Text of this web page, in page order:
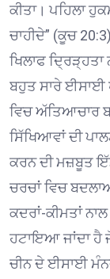
ਕੀਤਾ। ਪਹਿਲਾ
ਚਾਹੀਦੇ” (ਕੂਚ
ਖਿਲਾਫ
ਬਹੁਤ ਸਾਰੇ ਈਸਾਈ
ਵਿਚ ਅੱਤਿਆਚਾਰ
ਸਿੱਖਿਆਵਾਂ ਦੀ
ਕਰਨ ਦੀ ਮਜ਼ਬੂਤ
ਚਰਚਾਂ ਵਿਚ
ਕਦਰਾਂ-ਕੀਮਤਾਂ
ਹਟਾਇਆ ਜਾਂਦਾ ਹੈ
ਚੀਨ ਦੇ ਈਸਾਈ